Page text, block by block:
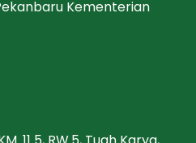
Kementerian